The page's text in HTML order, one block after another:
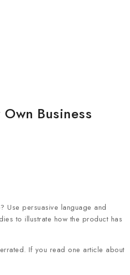
Business
persuasive language and
to illustrate how the product has
If you read one article about